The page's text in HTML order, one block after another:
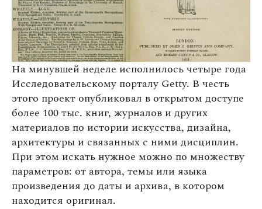
Публічна оферта
Про магазин
КРЕЗЮМЕ
Про сервіс
На минувшей неделе исполнилось четыре года
Исследовательскому порталу Getty. В честь
этого проект опубликовал в открытом доступе
более 100 тыс. книг, журналов и других
материалов по истории искусства, дизайна,
архитектуры и связанных с ними дисциплин.
При этом искать нужное можно по множеству
параметров: от автора, темы или языка
произведения до даты и архива, в котором
находится оригинал.